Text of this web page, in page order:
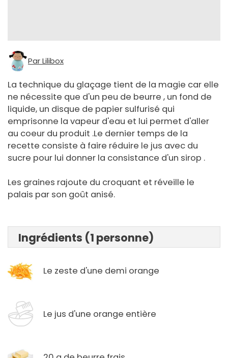
Par Lilibox
La technique du glaçage tient de la magie car elle
ne nécessite que d'un peu de beurre , un fond de
liquide, un disque de papier sulfurisé qui
emprisonne la vapeur d'eau et lui permet d'aller
au coeur du produit .Le dernier temps de la
recette consiste à faire réduire le jus avec du
sucre pour lui donner la consistance d'un sirop .
Les graines rajoute du croquant et réveille le
palais par son goût anisé.
Ingrédients (1 personne)
Le zeste d'une demi orange
Le jus d'une orange entière